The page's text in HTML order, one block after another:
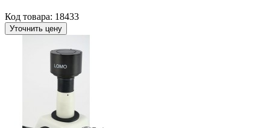
Код товара: 18433
Уточнить цену